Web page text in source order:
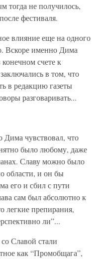
не получилось,
фестиваля.
влияние еще на одного
Вскоре именно Дима
счете к
в том, что
в редакцию газеты
разговаривать...
Дима чувствовал, что
было любому, даже
Славу можно было
области, и он бы
его и сбил с пути
сам был абсолютно к
легкие препирания,
ли”...
Славой стали
как “Промобщага”,